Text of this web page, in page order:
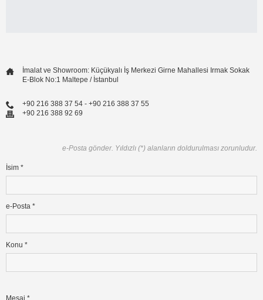
İmalat ve Showroom: Küçükyalı İş Merkezi Girne Mahallesi Irmak Sokak
E-Blok No:1 Maltepe / İstanbul
+90 216 388 37 54 - +90 216 388 37 55
+90 216 388 92 69
e-Posta gönder. Yıldızlı (*) alanların doldurulması zorunludur.
İsim *
e-Posta *
Konu *
Mesaj *